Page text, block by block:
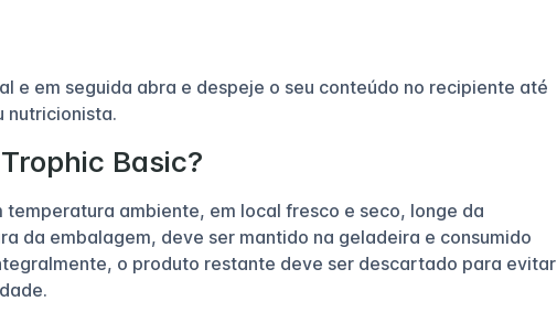
e em seguida abra e despeje o seu conteúdo no recipiente até
nutricionista.
Basic?
temperatura ambiente, em local fresco e seco, longe da
da embalagem, deve ser mantido na geladeira e consumido
o produto restante deve ser descartado para evitar